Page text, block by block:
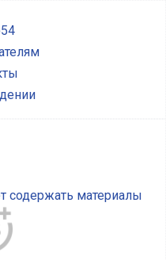
материалы